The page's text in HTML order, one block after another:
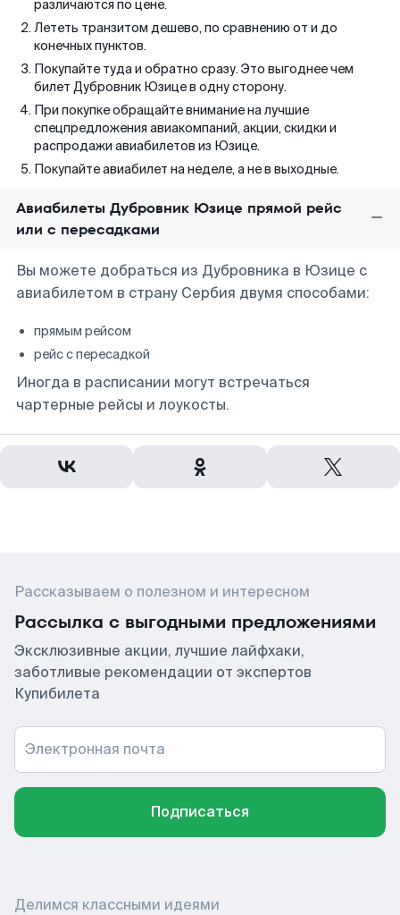
различаются по цене.
Лететь транзитом дешево, по сравнению от и до
конечных пунктов.
Покупайте туда и обратно сразу. Это выгоднее чем
билет Дубровник Юзице в одну сторону.
При покупке обращайте внимание на лучшие
спецпредложения авиакомпаний, акции, скидки и
распродажи авиабилетов из Юзице.
Покупайте авиабилет на неделе, а не в выходные.
Авиабилеты Дубровник Юзице прямой рейс
или с пересадками
Вы можете добраться из Дубровника в Юзице с
авиабилетом в страну Сербия двумя способами:
прямым рейсом
рейс с пересадкой
Иногда в расписании могут встречаться
чартерные рейсы и лоукосты.
Рассказываем о полезном и интересном
Рассылка с выгодными предложениями
Эксклюзивные акции, лучшие лайфхаки,
заботливые рекомендации от экспертов
Купибилета
Электронная почта
Подписаться
Делимся классными идеями